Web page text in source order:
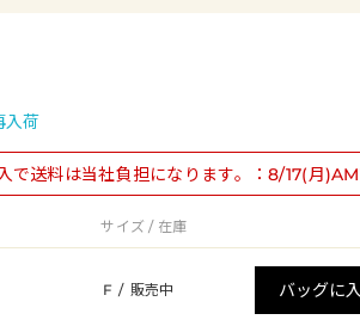
入荷
で送料は当社負担になります。：8/17(月
サイズ / 在庫
F / 販売中 バッグに